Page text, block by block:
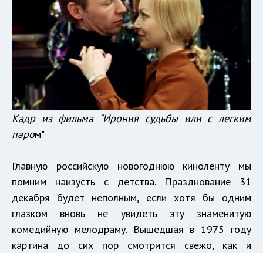
Кадр из фильма "Ирония судьбы или с легким
паром"
Главную российскую новогоднюю киноленту мы
помним наизусть с детства. Празднование 31
декабря будет неполным, если хотя бы одним
глазком вновь не увидеть эту знаменитую
комедийную мелодраму. Вышедшая в 1975 году
картина до сих пор смотрится свежо, как и